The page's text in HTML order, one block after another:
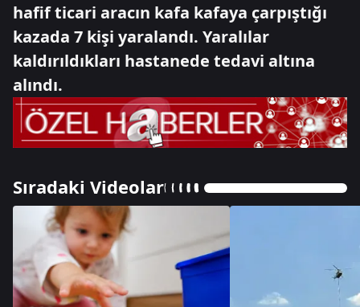
hafif ticari aracın kafa kafaya çarpıştığı
kazada 7 kişi yaralandı. Yaralılar
kaldırıldıkları hastanede tedavi altına
alındı.
Sıradaki Videolar